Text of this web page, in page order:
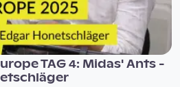
TAG 4: Midas' Ants -